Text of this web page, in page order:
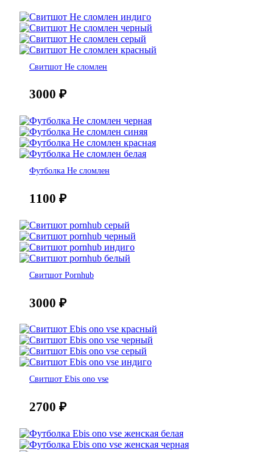
Свитшот Не сломлен
3000 ₽
Футболка Не сломлен
1100 ₽
Свитшот Pornhub
3000 ₽
Свитшот Ebis ono vse
2700 ₽